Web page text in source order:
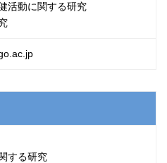
活動に関する研究
する研究